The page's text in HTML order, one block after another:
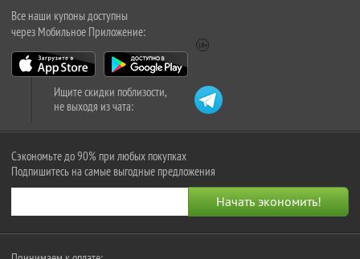
Все наши купоны доступны
через Мобильное Приложение:
Ищите скидки поблизости,
не выходя из чата:
Сэкономьте до 90% при любых покупках
Подпишитесь на самые выгодные предложения